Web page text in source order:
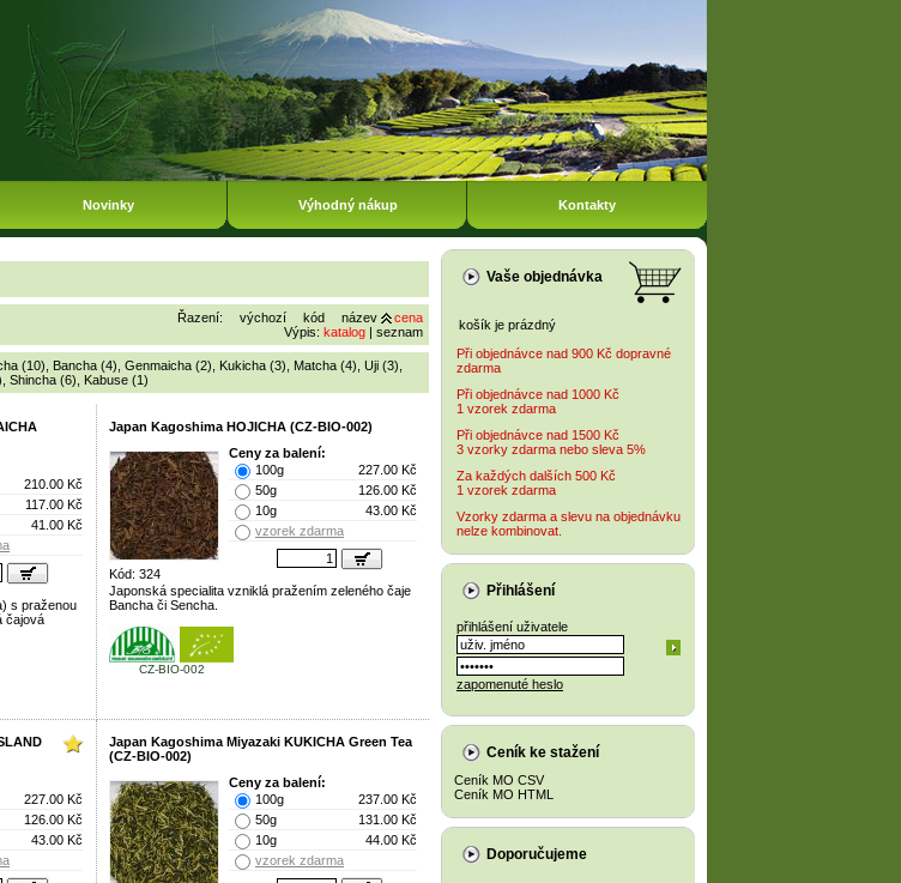
Novinky Výhodný nákup Kontakty
Řazení: výchozí kód název
cena
Výpis: katalog | seznam
(10) Bancha (4) Genmaicha (2) Kukicha (3) Matcha (4) Uji (3)
Shincha (6) Kabuse (1)
210.00 Kč
117.00 Kč
41.00 Kč
s praženou
čajová
Japan Kagoshima HOJICHA (CZ-BIO-002)
Kód: 324
Ceny za balení:
100g
227.00 Kč
50g
126.00 Kč
10g
43.00 Kč
vzorek zdarma
Japonská specialita vzniklá pražením zeleného čaje
Bancha či Sencha.
CZ-BIO-002
227.00 Kč
126.00 Kč
43.00 Kč
Japan Kagoshima Miyazaki KUKICHA Green Tea
(CZ-BIO-002)
Ceny za balení:
100g
237.00 Kč
50g
131.00 Kč
10g
44.00 Kč
vzorek zdarma
Vaše objednávka
košík je prázdný
Při objednávce nad 900 Kč dopravné
zdarma
Při objednávce nad 1000 Kč
1 vzorek zdarma
Při objednávce nad 1500 Kč
3 vzorky zdarma nebo sleva 5%
Za každých dalších 500 Kč
1 vzorek zdarma
Vzorky zdarma a slevu na objednávku
nelze kombinovat.
Přihlášení
přihlášení uživatele
zapomenuté heslo
Ceník ke stažení
Ceník MO CSV
Ceník MO HTML
Doporučujeme